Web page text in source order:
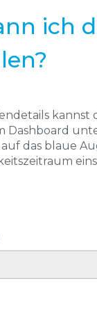
ich
kannst
Dashboard
das blaue